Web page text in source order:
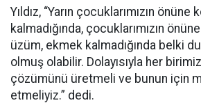
Yıldız, “Yarın çocuklarımızın
kalmadığında, çocuklarımızın
üzüm, ekmek kalmadığında belki
olmuş olabilir. Dolayısıyla her
çözümünü üretmeli ve bunun için
etmeliyiz.” dedi.